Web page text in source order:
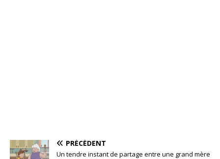
PRÉCÉDENT
Un tendre instant de partage entre une grand mère